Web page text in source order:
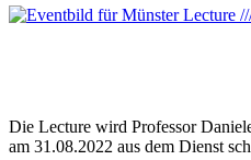
Die Lecture wird Professor
am 31.08.2022 aus dem Dienst